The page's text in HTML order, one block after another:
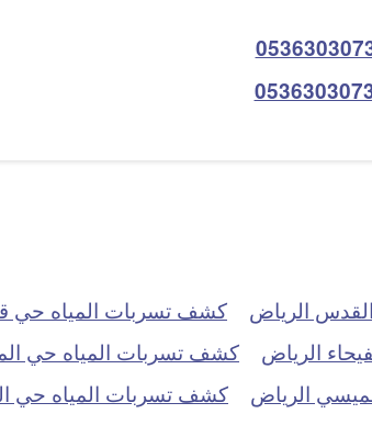
الرياض
كشف تسربات المياه حي
الرياض
كشف تسربات المياه حي
الرياض
كشف تسربات المياه حي